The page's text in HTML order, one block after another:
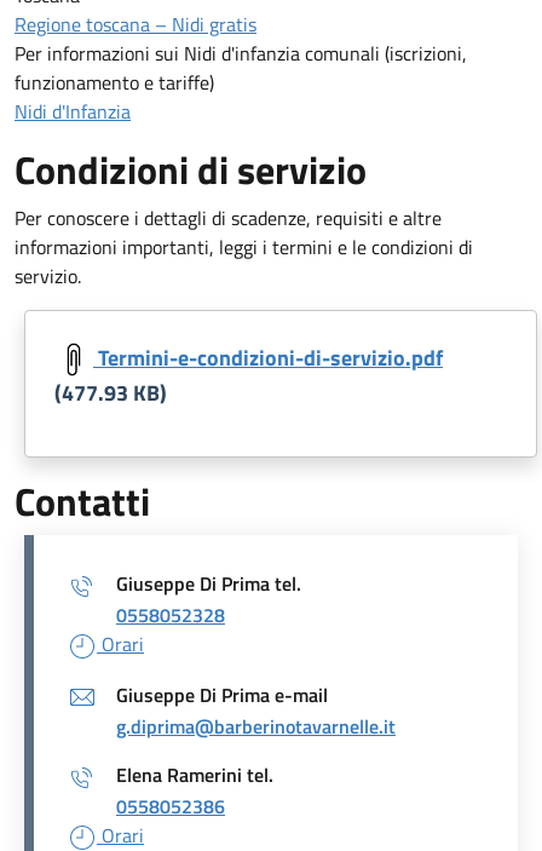
Regione toscana – Nidi gratis
Per informazioni sui Nidi d'infanzia comunali (iscrizioni,
funzionamento e tariffe)
Nidi d'Infanzia
Condizioni di servizio
Per conoscere i dettagli di scadenze, requisiti e altre
informazioni importanti, leggi i termini e le condizioni di
servizio.
Document
Termini-e-condizioni-di-servizio.pdf
(477.93 KB)
Contatti
Giuseppe Di Prima tel.
0558052328
Orari
Giuseppe Di Prima e-mail
g.diprima@barberinotavarnelle.it
Elena Ramerini tel.
0558052386
Orari